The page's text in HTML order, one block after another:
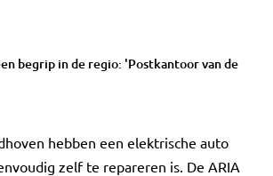
begrip in de regio: 'Postkantoor van de
hebben een elektrische auto
zelf te repareren is. De ARIA